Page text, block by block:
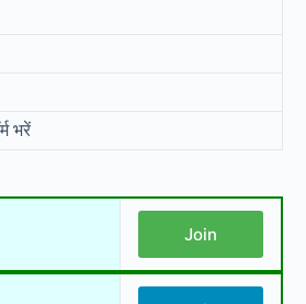
भरें
Join